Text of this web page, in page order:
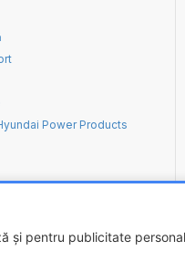
și pentru publicitate
Power Products